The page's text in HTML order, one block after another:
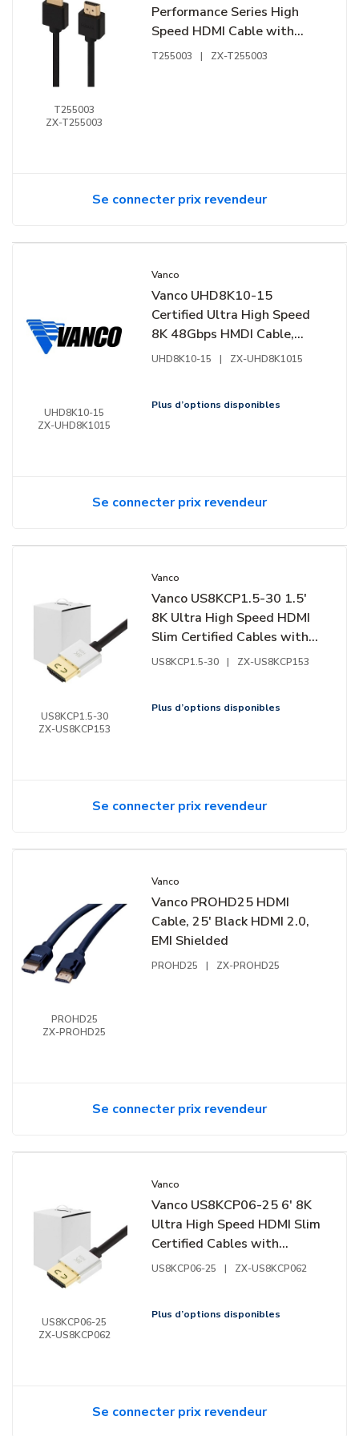
T255003
ZX-T255003
Performance Series High
Speed HDMI Cable with
Ethernet, 3', TAA Compliant
T255003 | ZX-T255003
Se connecter prix revendeur
UHD8K10-15
ZX-UHD8K1015
Vanco
Vanco UHD8K10-15
Certified Ultra High Speed
8K 48Gbps HMDI Cable,
Contractor Box, 15-Pack,
UHD8K10-15 | ZX-UHD8K1015
Plus d’options disponibles
Se connecter prix revendeur
US8KCP1.5-30
ZX-US8KCP153
Vanco
Vanco US8KCP1.5-30 1.5'
8K Ultra High Speed HDMI
Slim Certified Cables with
Ethernet Contractor Box,
US8KCP1.5-30 | ZX-US8KCP153
Plus d’options disponibles
Se connecter prix revendeur
PROHD25
ZX-PROHD25
Vanco
Vanco PROHD25 HDMI
Cable, 25' Black HDMI 2.0,
EMI Shielded
PROHD25 | ZX-PROHD25
Se connecter prix revendeur
US8KCP06-25
ZX-US8KCP062
Vanco
Vanco US8KCP06-25 6' 8K
Ultra High Speed HDMI Slim
Certified Cables with
Ethernet Contractor Box,
US8KCP06-25 | ZX-US8KCP062
Plus d’options disponibles
Se connecter prix revendeur